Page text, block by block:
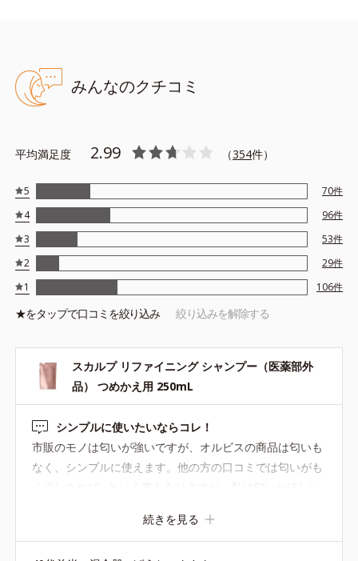
●無油分、無香料、無着色 ●アルコールフリー ●弱酸性
●3Dプロテクト成分*1=地肌と髪をすこやかに保つ保湿成分
分
●モイストクレンズケア成分*3…必要なうるおいを地肌に残しながら
汚れを落とす洗浄成分
●ボリュームケア成分*4…髪にハリコシを与えてボリュームを出す保
湿成分
*2=ユズセラミド、ヨクイニンエキス、ゼニアオイエキス、メリッ
*4=イノシット、カンゾウ葉エキス
スカルプ リファイニング コンディショナー
200g（医薬部外品）
ドライヤーの熱を味方につけて、熱ダメージから髪を守り、地肌
みんなのクチコミ
平均満足度 2.99 （354件）
5 70件
4
96件
3
53件
2
29件
1
106件
★をタップで口コミを絞り込み 絞り込みを解除する
スカルプ リファイニング シャンプー（医薬部外
品） つめかえ用 250mL
シンプルに使いたいならコレ！
市販のモノは匂いが強いですが、オルビスの商品は匂いも
なく、シンプルに使えます。他の方の口コミでは匂いがも
う少しあれば…という声もありますが、私は匂いがほしい
るので気になりません。無香料のイイトコロかもしれませ
ん(^^)♪コンディショナーも一緒に使っていますが、髪のま
続きを見る